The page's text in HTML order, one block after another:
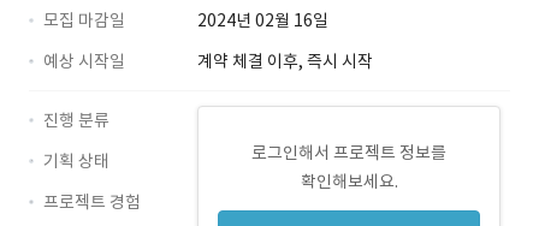
모집 마감일
2024년 02월 16일
예상 시작일
계약 체결 이후, 즉시 시작
로그인해서 프로젝트 정보를
확인해보세요.
진행 분류
기획 상태
프로젝트 경험